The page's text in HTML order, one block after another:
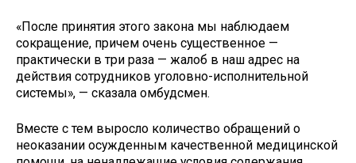
«После принятия этого закона мы наблюдаем
сокращение, причем очень существенное —
практически в три раза — жалоб в наш адрес на
действия сотрудников уголовно-исполнительной
системы», — сказала омбудсмен.
Вместе с тем выросло количество обращений о
неоказании осужденным качественной медицинской